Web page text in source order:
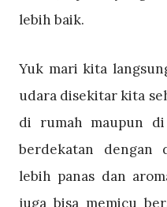
lebih baik.
Yuk mari kita
udara disekitar kita
di rumah maupun
berdekatan dengan
lebih panas dan
juga bisa memicu